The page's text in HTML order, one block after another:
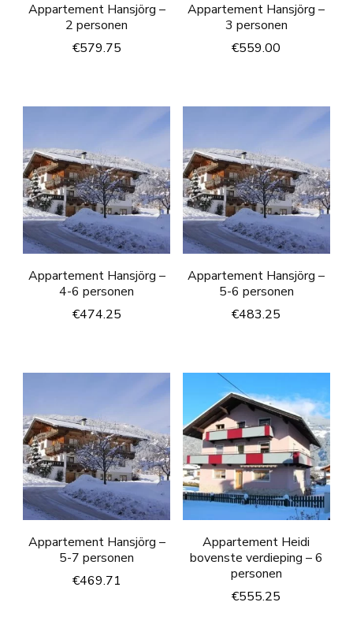
Appartement Hansjörg –
2 personen
€579.75
Appartement Hansjörg –
3 personen
€559.00
Appartement Hansjörg –
4-6 personen
€474.25
Appartement Hansjörg –
5-6 personen
€483.25
Appartement Hansjörg –
5-7 personen
€469.71
Appartement Heidi
bovenste verdieping – 6
personen
€555.25